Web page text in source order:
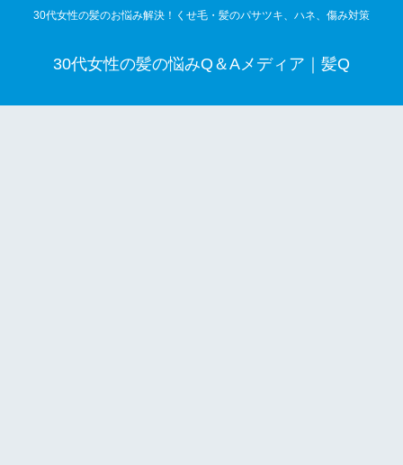
30代女性の髪のお悩み解決！くせ毛・髪のパサツキ、ハネ、傷み対策
30代女性の髪の悩みQ＆Aメディア｜髪Q